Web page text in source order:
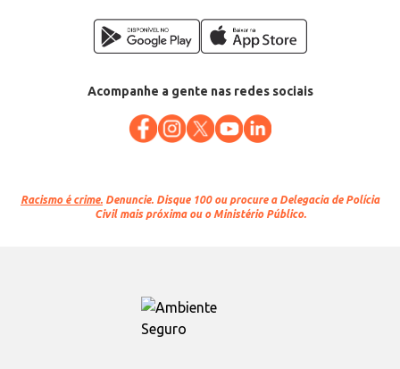
Acompanhe a gente nas redes sociais
Racismo é crime. Denuncie. Disque 100 ou procure a Delegacia de Polícia
Civil mais próxima ou o Ministério Público.